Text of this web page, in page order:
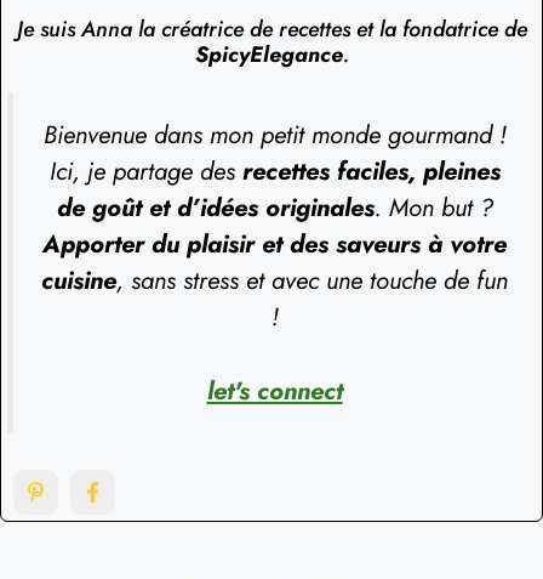
Je suis Anna la créatrice de recettes et la fondatrice de
SpicyElegance.
Bienvenue dans mon petit monde gourmand !
Ici, je partage des recettes faciles, pleines
de goût et d’idées originales. Mon but ?
Apporter du plaisir et des saveurs à votre
cuisine, sans stress et avec une touche de fun
!
let's connect